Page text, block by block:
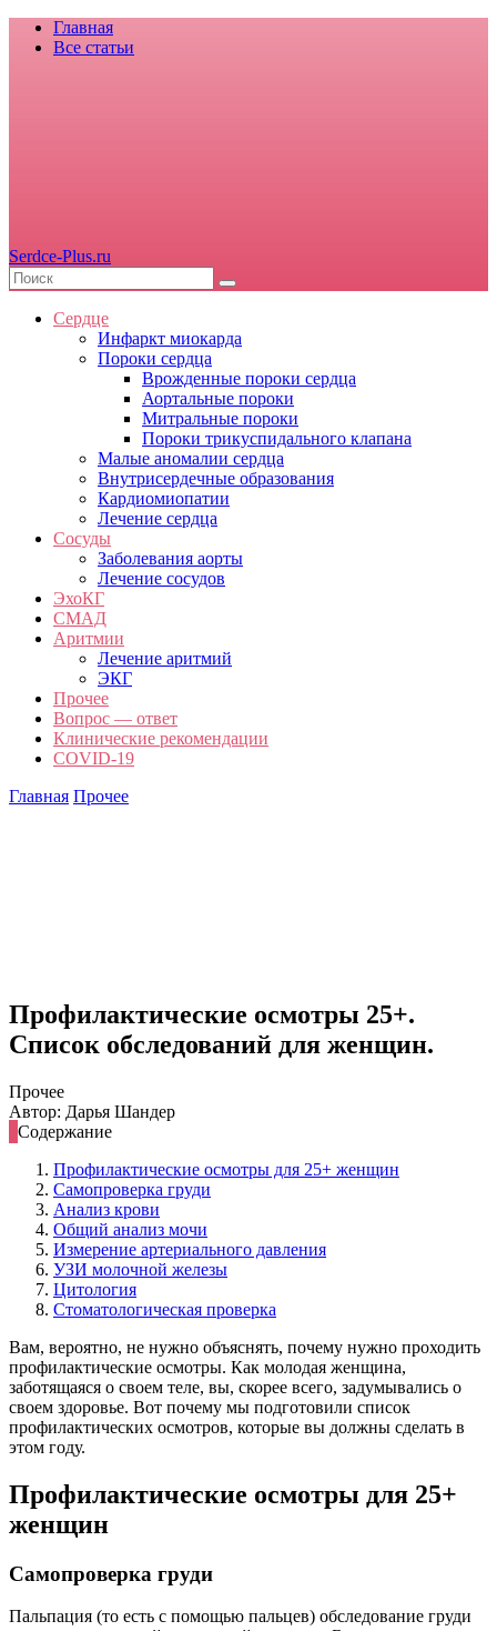
Главная
Все статьи
Serdce-Plus.ru
Сердце
Инфаркт миокарда
Пороки сердца
Врожденные пороки сердца
Аортальные пороки
Митральные пороки
Пороки трикуспидального клапана
Малые аномалии сердца
Внутрисердечные образования
Кардиомиопатии
Лечение сердца
Сосуды
Заболевания аорты
Лечение сосудов
ЭхоКГ
СМАД
Аритмии
Лечение аритмий
ЭКГ
Прочее
Вопрос — ответ
Клинические рекомендации
COVID-19
Главная Прочее
Профилактические осмотры 25+.
Список обследований для женщин.
Прочее
Автор: Дарья Шандер
Содержание
Профилактические осмотры для 25+ женщин
Самопроверка груди
Анализ крови
Общий анализ мочи
Измерение артериального давления
УЗИ молочной железы
Цитология
Стоматологическая проверка
Вам, вероятно, не нужно объяснять, почему нужно проходить
профилактические осмотры. Как молодая женщина,
заботящаяся о своем теле, вы, скорее всего, задумывались о
своем здоровье. Вот почему мы подготовили список
профилактических осмотров, которые вы должны сделать в
этом году.
Профилактические осмотры для 25+
женщин
Самопроверка груди
Пальпация (то есть с помощью пальцев) обследование груди